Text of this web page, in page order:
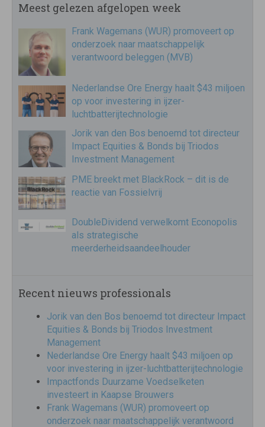
Meest gelezen afgelopen week
Frank Wagemans (WUR) promoveert op
onderzoek naar maatschappelijk
verantwoord beleggen (MVB)
Nederlandse Ore Energy haalt $43 miljoen
op voor investering in ijzer-
luchtbatterijtechnologie
Jorik van den Bos benoemd tot directeur
Impact Equities & Bonds bij Triodos
Investment Management
PME breekt met BlackRock – dit is de
reactie van Fossielvrij
DoubleDividend verwelkomt Econopolis
als strategische
meerderheidsaandeelhouder
Recent nieuws professionals
Jorik van den Bos benoemd tot directeur Impact
Equities & Bonds bij Triodos Investment
Management
Nederlandse Ore Energy haalt $43 miljoen op
voor investering in ijzer-luchtbatterijtechnologie
Impactfonds Duurzame Voedselketen
investeert in Kaapse Brouwers
Frank Wagemans (WUR) promoveert op
onderzoek naar maatschappelijk verantwoord